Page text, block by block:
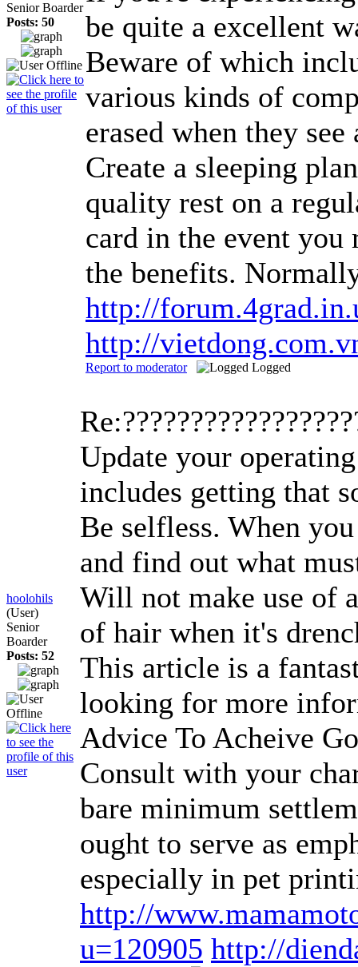
Senior Boarder
Posts: 50
be quite a excellent
Beware of which
various kinds of
erased when they
Create a sleeping
quality rest on a
card in the event
the benefits.
http://
http://
Report to moderator Logged
hoolohils
(User)
Senior
Boarder
Posts: 52
Update your
includes getting that
Be selfless. When
and find out what
Will not make use of
of hair when it's
This article is a
looking for more
Advice To Acheive
Consult with your
bare minimum
ought to serve as
especially in pet
http://
u=120905 http://